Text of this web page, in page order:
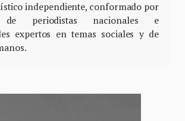
independiente, conformado por
periodistas nacionales e
expertos en temas sociales y de